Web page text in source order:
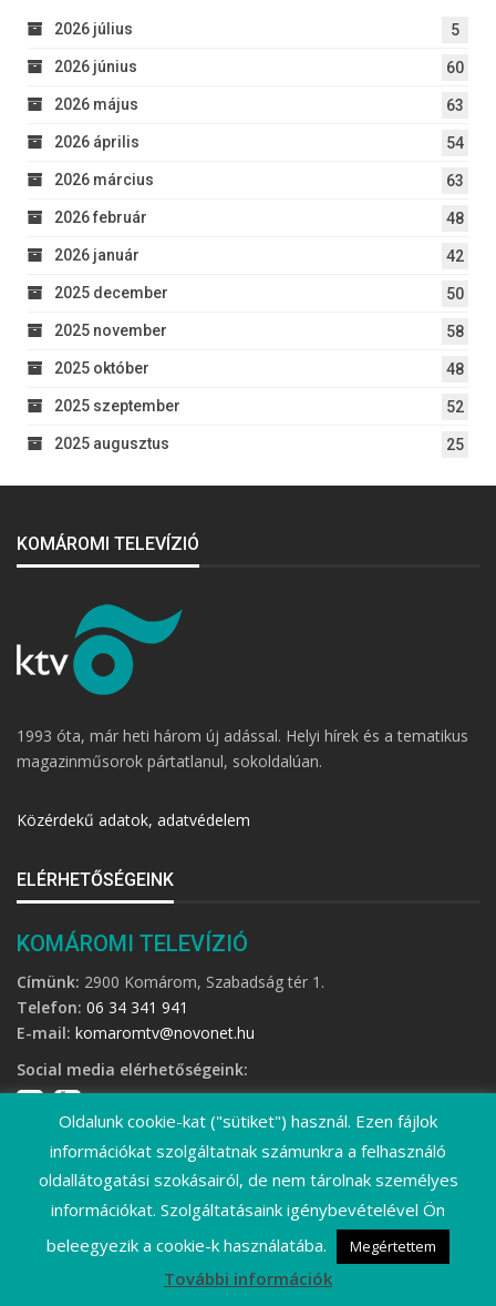
2026 július 5
2026 június 60
2026 május 63
2026 április 54
2026 március 63
2026 február 48
2026 január 42
2025 december 50
2025 november 58
2025 október 48
2025 szeptember 52
2025 augusztus 25
KOMÁROMI TELEVÍZIÓ
1993 óta, már heti három új adással. Helyi hírek és a tematikus
magazinműsorok pártatlanul, sokoldalúan.
Közérdekű adatok, adatvédelem
ELÉRHETŐSÉGEINK
KOMÁROMI TELEVÍZIÓ
Címünk: 2900 Komárom, Szabadság tér 1.
Telefon: 06 34 341 941
E-mail: komaromtv@novonet.hu
Social media elérhetőségeink:
©2026 Komáromi Televízió • Minden jog fenntartva!
Oldalunk cookie-kat ("sütiket") használ. Ezen fájlok
információkat szolgáltatnak számunkra a felhasználó
oldallátogatási szokásairól, de nem tárolnak személyes
információkat. Szolgáltatásaink igénybevételével Ön
beleegyezik a cookie-k használatába.
Megértettem
További információk